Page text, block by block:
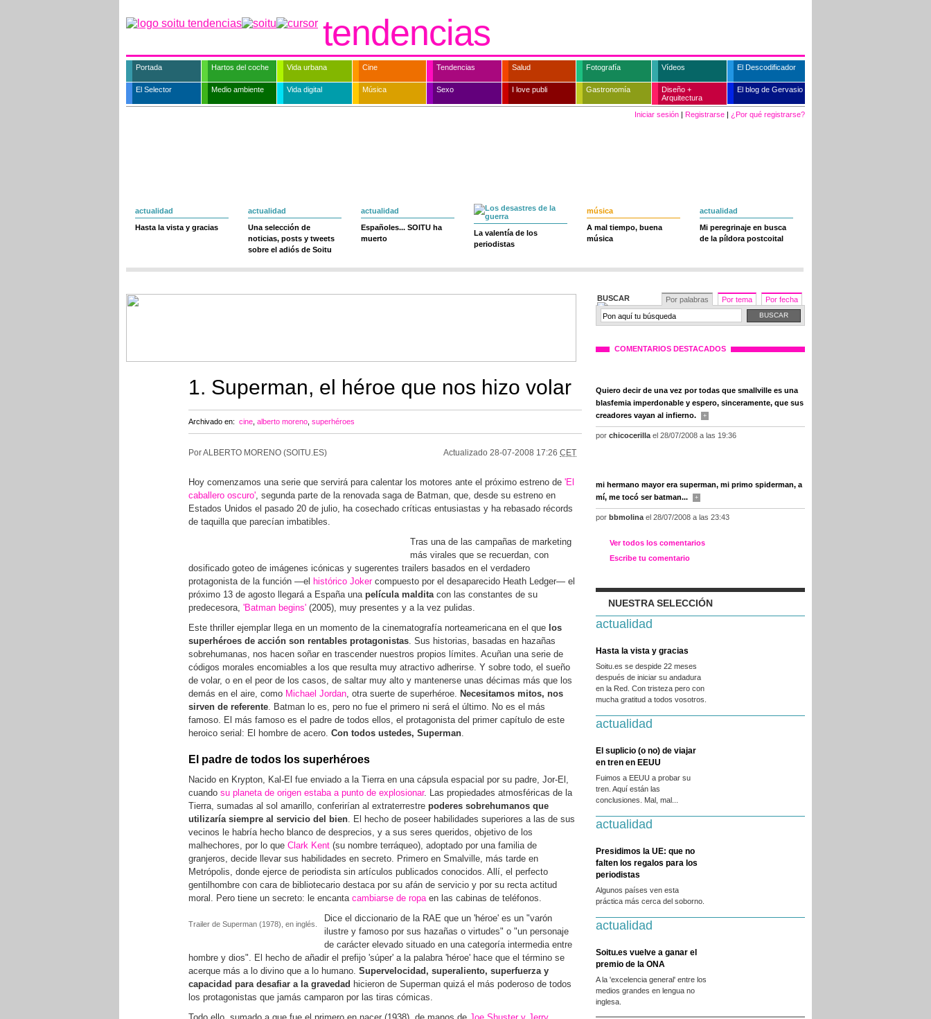
tendencias
Portada Hartos del coche Vida urbana Cine Tendencias Salud Fotografía Vídeos El Descodificador
El Selector Medio ambiente Vida digital Música Sexo I love publi Gastronomía
Diseño +
Arquitectura
El blog de Gervasio
Iniciar sesión | Registrarse | ¿Por qué registrarse?
actualidad
Hasta la vista y gracias
actualidad
Una selección de
noticias, posts y tweets
sobre el adiós de Soitu
actualidad
Españoles... SOITU ha
muerto
La valentía de los
periodistas
música
A mal tiempo, buena
música
actualidad
Mi peregrinaje en busca
de la píldora postcoital
1. Superman, el héroe que nos hizo volar
Archivado en: cine alberto moreno superhéroes
Por ALBERTO MORENO (SOITU.ES) Actualizado 28-07-2008 17:26 CET
Hoy comenzamos una serie que servirá para calentar los motores ante el próximo estreno de 'El
caballero oscuro', segunda parte de la renovada saga de Batman, que, desde su estreno en
Estados Unidos el pasado 20 de julio, ha cosechado críticas entusiastas y ha rebasado récords
de taquilla que parecían imbatibles.
Tras una de las campañas de marketing
más virales que se recuerdan, con
dosificado goteo de imágenes icónicas y sugerentes trailers basados en el verdadero
protagonista de la función —el histórico Jokercompuesto por el desaparecido Heath Ledger— el
próximo 13 de agosto llegará a España una película malditacon las constantes de su
predecesora, 'Batman begins' (2005), muy presentes y a la vez pulidas.
Este thriller ejemplar llega en un momento de la cinematografía norteamericana en el que los
superhéroes de acción son rentables protagonistas. Sus historias, basadas en hazañas
sobrehumanas, nos hacen soñar en trascender nuestros propios límites. Acuñan una serie de
códigos morales encomiables a los que resulta muy atractivo adherirse. Y sobre todo, el sueño
de volar, o en el peor de los casos, de saltar muy alto y mantenerse unas décimas más que los
demás en el aire, como Michael Jordan, otra suerte de superhéroe. Necesitamos mitos, nos
sirven de referente. Batman lo es, pero no fue el primero ni será el último. No es el más
famoso. El más famoso es el padre de todos ellos, el protagonista del primer capítulo de este
heroico serial: El hombre de acero. Con todos ustedes, Superman.
El padre de todos los superhéroes
Nacido en Krypton, Kal-El fue enviado a la Tierra en una cápsula espacial por su padre, Jor-El,
cuando su planeta de origen estaba a punto de explosionar. Las propiedades atmosféricas de la
Tierra, sumadas al sol amarillo, conferirían al extraterrestre poderes sobrehumanos que
utilizaría siempre al servicio del bien. El hecho de poseer habilidades superiores a las de sus
vecinos le habría hecho blanco de desprecios, y a sus seres queridos, objetivo de los
malhechores, por lo que Clark Kent (su nombre terráqueo), adoptado por una familia de
granjeros, decide llevar sus habilidades en secreto. Primero en Smalville, más tarde en
Metrópolis, donde ejerce de periodista sin artículos publicados conocidos. Allí, el perfecto
gentilhombre con cara de bibliotecario destaca por su afán de servicio y por su recta actitud
moral. Pero tiene un secreto: le encanta cambiarse de ropaen las cabinas de teléfonos.
Trailer de Superman (1978), en inglés.
Dice el diccionario de la RAE que un 'héroe' es un "varón
ilustre y famoso por sus hazañas o virtudes" o "un personaje
de carácter elevado situado en una categoría intermedia entre
hombre y dios". El hecho de añadir el prefijo 'súper' a la palabra 'héroe' hace que el término se
acerque más a lo divino que a lo humano. Supervelocidad, superaliento, superfuerza y
capacidad para desafiar a la gravedad hicieron de Superman quizá el más poderoso de todos
los protagonistas que jamás camparon por las tiras cómicas.
BUSCAR Por palabras Por tema Por fecha
COMENTARIOS DESTACADOS
Quiero decir de una vez por todas que smallville es una
blasfemia imperdonable y espero, sinceramente, que sus
creadores vayan al infierno.
+
por chicocerilla el 28/07/2008 a las 19:36
mi hermano mayor era superman, mi primo spiderman, a
mí, me tocó ser batman...
+
por bbmolina el 28/07/2008 a las 23:43
Ver todos los comentarios
Escribe tu comentario
NUESTRA SELECCIÓN
actualidad
Hasta la vista y gracias
Soitu.es se despide 22 meses
después de iniciar su andadura
en la Red. Con tristeza pero con
mucha gratitud a todos vosotros.
actualidad
El suplicio (o no) de viajar
en tren en EEUU
Fuimos a EEUU a probar su
tren. Aquí están las
conclusiones. Mal, mal...
actualidad
Presidimos la UE: que no
falten los regalos para los
periodistas
Algunos países ven esta
práctica más cerca del soborno.
actualidad
Soitu.es vuelve a ganar el
premio de la ONA
A la 'excelencia general' entre los
medios grandes en lengua no
inglesa.